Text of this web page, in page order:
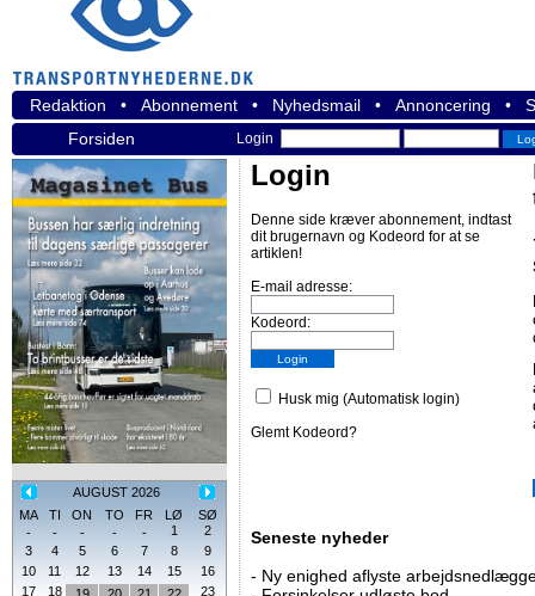
Redaktion • Abonnement • Nyhedsmail • Annoncering •
Forsiden
Login
AUGUST 2026
MA
TI ON TO FR LØ
SØ
-
- - - - 1
2
3
4 5 6 7 8
9
10
11 12 13 14 15
16
17
18
23
Login
Denne side kræver abonnement, indtast
dit brugernavn og Kodeord for at se
artiklen!
E-mail adresse:
Kodeord:
Husk mig (Automatisk login)
Glemt Kodeord?
Seneste nyheder
- Ny enighed aflyste